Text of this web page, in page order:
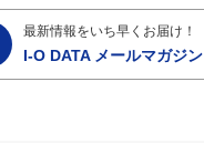
最新情報をいち早くお届け！
I-O DATA メールマガジン